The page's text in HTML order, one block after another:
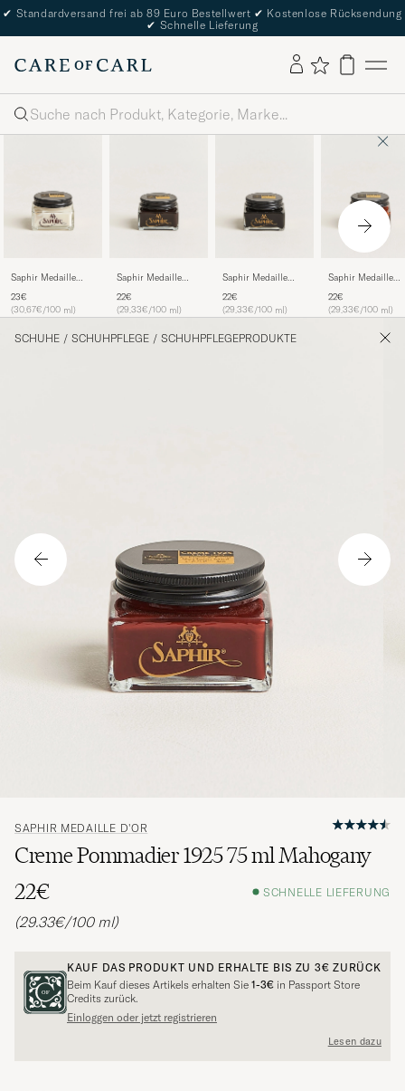
✔ Standardversand frei ab 89 Euro Bestellwert ✔ Kostenlose Rücksendung
✔ Schnelle Lieferung
Suche
Saphir Medaille
Renovateur 75 ml
Neutral
23€
(30.67€/100 ml)
Saphir Medaille
Pommadier 1925 75
ml Dark Brown
22€
(29.33€/100 ml)
Saphir Medaille
Pommadier 1925 75
ml Black
22€
(29.33€/100 ml)
Saphir Medaille
Pommadier 1925
ml Cognac
22€
(29.33€/100 ml)
SCHUHE / SCHUHPFLEGE / SCHUHPFLEGEPRODUKTE
SAPHIR MEDAILLE D'OR
Creme Pommadier 1925 75 ml Mahogany
22€
SCHNELLE LIEFERUNG
(29.33€/100 ml)
KAUF DAS PRODUKT UND ERHALTE BIS ZU 3€ ZURÜCK
Beim Kauf dieses Artikels erhalten Sie 1-3€ in Passport Store
Credits zurück.
Einloggen oder jetzt registrieren
Lesen dazu